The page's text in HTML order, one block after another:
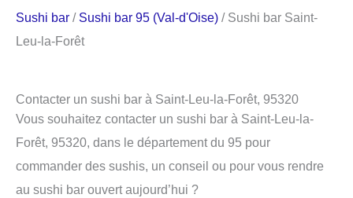
Sushi bar / Sushi bar 95 (Val-d'Oise) / Sushi bar Saint-
Leu-la-Forêt
Contacter un sushi bar à Saint-Leu-la-Forêt, 95320
Vous souhaitez contacter un sushi bar à Saint-Leu-la-
Forêt, 95320, dans le département du 95 pour
commander des sushis, un conseil ou pour vous rendre
au sushi bar ouvert aujourd’hui ?